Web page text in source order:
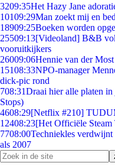
3209:35Het Hazy Jane
10109:29Man zoekt mij en
18909:25Boeken worden
25509:13[Videoland] B&B
vooruitkijkers
26009:06Hennie van der
15108:33NPO-manager
dick-pic rond
708:31Draai hier alle platen
Stops)
4608:29[Netflix #210]
12408:23[Het Officiële Steam
7708:00Techniekles
als 2007